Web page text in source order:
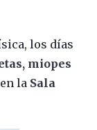
los días
miopes
la Sala